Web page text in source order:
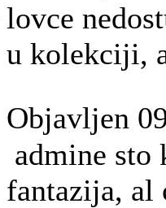
lovce
u kolekciji,
Objavljen
admine sto
fantazija, al